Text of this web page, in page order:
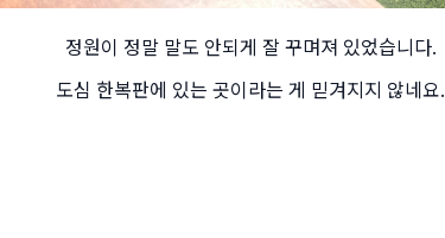
정원이 정말 말도 안되게 잘 꾸며져 있었습니다.
도심 한복판에 있는 곳이라는 게 믿겨지지 않네요.